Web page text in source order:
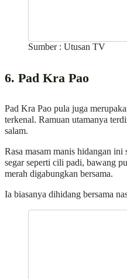
Sumber : Utusan TV
6. Pad Kra Pao
Pad Kra Pao pula juga
terkenal. Ramuan utamanya
salam.
Rasa masam manis hidangan
segar seperti cili padi, bawang
merah digabungkan bersama.
Ia biasanya dihidang bersama